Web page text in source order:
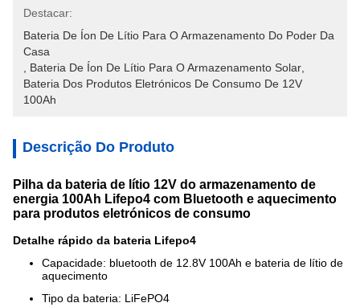
Destacar:
Bateria De Íon De Lítio Para O Armazenamento Do Poder Da
Casa
Bateria De Íon De Lítio Para O Armazenamento Solar
Bateria Dos Produtos Eletrónicos De Consumo De 12V
100Ah
Descrição Do Produto
Pilha da bateria de lítio 12V do armazenamento de
energia 100Ah Lifepo4 com Bluetooth e aquecimento
para produtos eletrónicos de consumo
Detalhe rápido da bateria Lifepo4
Capacidade: bluetooth de 12.8V 100Ah e bateria de lítio de
aquecimento
Tipo da bateria: LiFePO4